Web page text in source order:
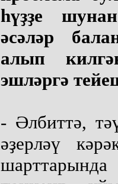
һүҙҙе
әсәләр
алып
эшләргә
- Әлбиттә,
әҙерләү